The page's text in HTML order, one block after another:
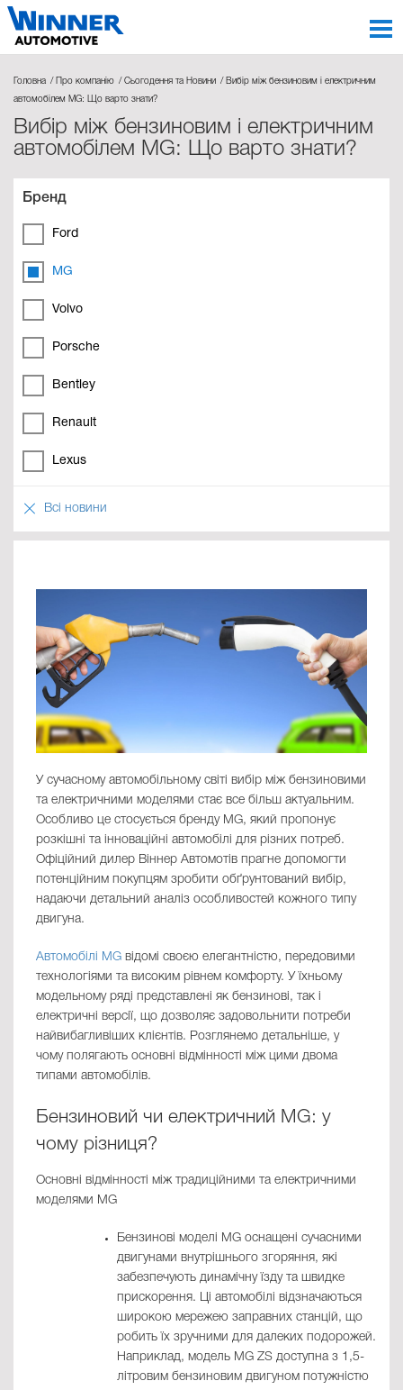
Головна Про компанію Сьогодення та Новини Вибір між бензиновим і електричним
автомобілем MG: Що варто знати?
Вибір між бензиновим і електричним
автомобілем MG: Що варто знати?
Бренд
Ford
MG
Volvo
Porsche
Bentley
Renault
Lexus
Всі новини
У сучасному автомобільному світі вибір між бензиновими
та електричними моделями стає все більш актуальним.
Особливо це стосується бренду MG, який пропонує
розкішні та інноваційні автомобілі для різних потреб.
Офіційний дилер Віннер Автомотів прагне допомогти
потенційним покупцям зробити обґрунтований вибір,
надаючи детальний аналіз особливостей кожного типу
двигуна.
Автомобілі MG відомі своєю елегантністю, передовими
технологіями та високим рівнем комфорту. У їхньому
модельному ряді представлені як бензинові, так і
електричні версії, що дозволяє задовольнити потреби
найвибагливіших клієнтів. Розглянемо детальніше, у
чому полягають основні відмінності між цими двома
типами автомобілів.
Бензиновий чи електричний MG: у
чому різниця?
Основні відмінності між традиційними та електричними
моделями MG
Бензинові моделі MG оснащені сучасними
двигунами внутрішнього згоряння, які
забезпечують динамічну їзду та швидке
прискорення. Ці автомобілі відзначаються
широкою мережею заправних станцій, що
робить їх зручними для далеких подорожей.
Наприклад, модель MG ZS доступна з 1,5-
літровим бензиновим двигуном потужністю